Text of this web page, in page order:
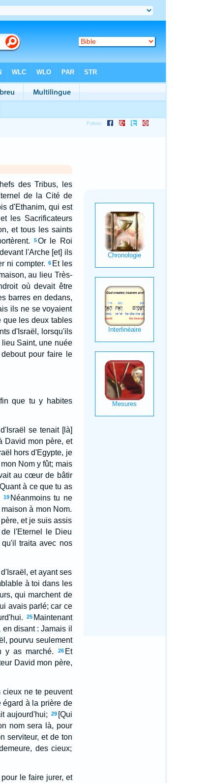
des Tribus, les
de la Cité de
d'Ethanim, qui est
les Sacrificateurs
et tous les saints
5Or le Roi
l'Arche [et] ils
ni compter. 6 Et les
au lieu Très-
où devait être
barres en dedans,
ils ne se voyaient
que les deux tables
d'Israël, lorsqu'ils
Saint, une nuée
pour faire le
que tu y habites
se tenait [là]
David mon père, et
hors d'Egypte, je
Nom y fût; mais
au cœur de bâtir
à ce que tu as
19 Néanmoins tu ne
à mon Nom.
et je suis assis
l'Eternel le Dieu
traita avec nos
et ayant ses
à toi dans les
qui marchent de
avais parlé; car ce
25 Maintenant
disant : Jamais il
pourvu seulement
y as marché.
26 Et
David mon père,
cieux ne te peuvent
égard à la prière de
aujourd'hui;
29 [Qui
nom sera là, pour
serviteur, et de ton
des cieux;
le faire jurer, et